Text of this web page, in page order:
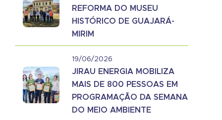
REFORMA DO MUSEU
HISTÓRICO DE GUAJARÁ-
MIRIM
19/06/2026
JIRAU ENERGIA MOBILIZA
MAIS DE 800 PESSOAS EM
PROGRAMAÇÃO DA SEMANA
DO MEIO AMBIENTE